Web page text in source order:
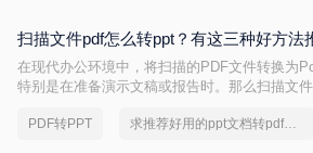
扫描文件pdf怎么转ppt？有这三种好方法
在现代办公环境中，将扫描的PDF文件转换为
特别是在准备演示文稿或报告时。那么扫描文
PDF转PPT 求推荐好用的ppt文档转pdf文件工具